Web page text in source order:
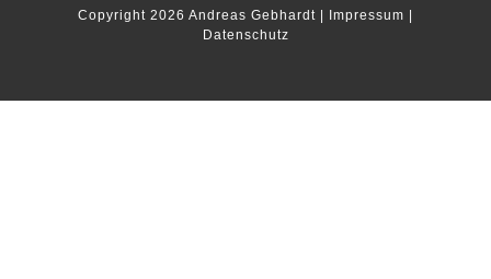
Copyright 2026 Andreas Gebhardt Impressum
Datenschutz